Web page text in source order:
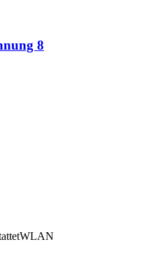
8
WLAN